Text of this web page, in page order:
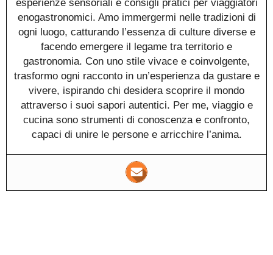
esperienze sensoriali e consigli pratici per viaggiatori
enogastronomici. Amo immergermi nelle tradizioni di
ogni luogo, catturando l’essenza di culture diverse e
facendo emergere il legame tra territorio e
gastronomia. Con uno stile vivace e coinvolgente,
trasformo ogni racconto in un’esperienza da gustare e
vivere, ispirando chi desidera scoprire il mondo
attraverso i suoi sapori autentici. Per me, viaggio e
cucina sono strumenti di conoscenza e confronto,
capaci di unire le persone e arricchire l’anima.